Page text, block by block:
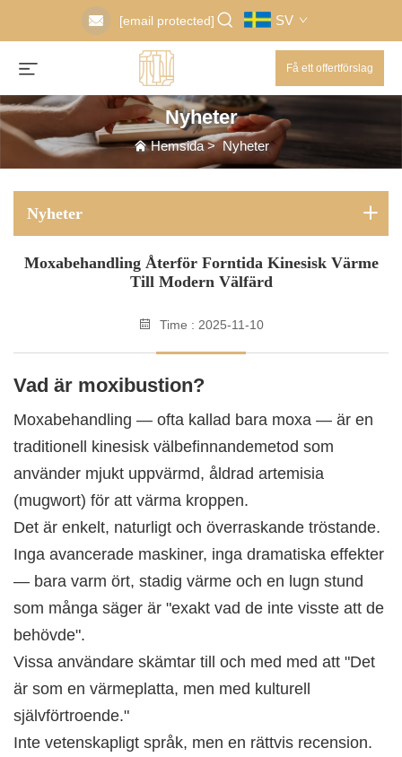
[email protected] SV
Få ett offertförslag
Nyheter
Hemsida> Nyheter
Nyheter
Moxabehandling Återför Forntida Kinesisk Värme
Till Modern Välfärd
Time : 2025-11-10
Vad är moxibustion?
Moxabehandling — ofta kallad bara moxa — är en
traditionell kinesisk välbefinnandemetod som
använder mjukt uppvärmd, åldrad artemisia
(mugwort) för att värma kroppen.
Det är enkelt, naturligt och överraskande tröstande.
Inga avancerade maskiner, inga dramatiska effekter
— bara varm ört, stadig värme och en lugn stund
som många säger är "exakt vad de inte visste att de
behövde".
Vissa användare skämtar till och med med att "Det
är som en värmeplatta, men med kulturell
självförtroende."
Inte vetenskapligt språk, men en rättvis recension.